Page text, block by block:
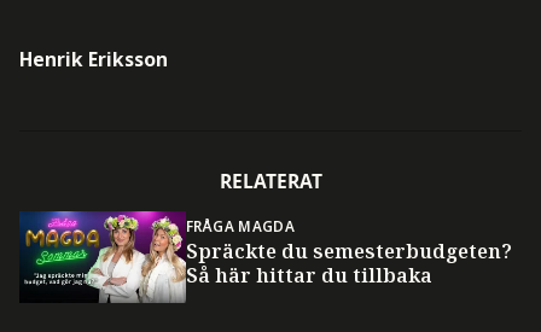
Henrik Eriksson
RELATERAT
FRÅGA MAGDA
Spräckte du semesterbudgeten?
Så här hittar du tillbaka